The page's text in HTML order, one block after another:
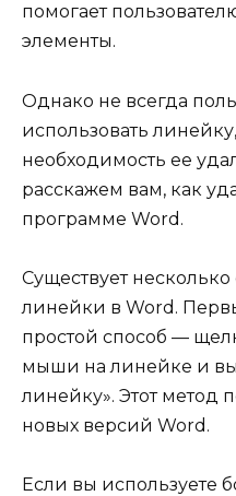
помогает
элементы.
Однако не всегда
использовать
необходимость ее
расскажем вам, как
программе Word.
Существует
линейки в Word.
простой способ —
мыши на линейке и
линейку». Этот метод
новых версий Word.
Если вы используете